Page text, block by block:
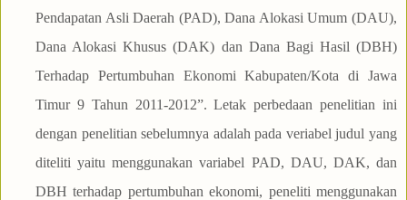
Pendapatan Asli Daerah (PAD), Dana Alokasi Umum (DAU),
Dana Alokasi Khusus (DAK) dan Dana Bagi Hasil (DBH)
Terhadap Pertumbuhan Ekonomi Kabupaten/Kota di Jawa
Timur 9 Tahun 2011-2012”. Letak perbedaan penelitian ini
dengan penelitian sebelumnya adalah pada veriabel judul yang
diteliti yaitu menggunakan variabel PAD, DAU, DAK, dan
DBH terhadap pertumbuhan ekonomi, peneliti menggunakan